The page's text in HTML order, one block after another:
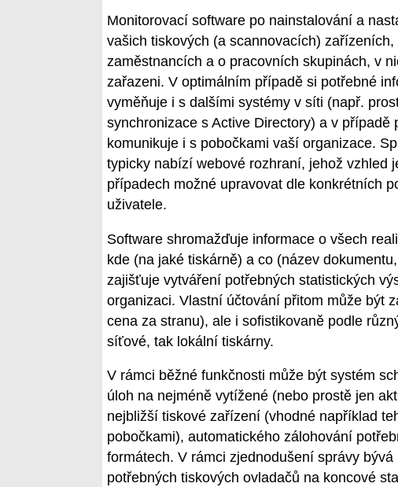
Monitorovací software po nainstalování a
vašich tiskových (a scannovacích) zařízeních,
zaměstnancích a o pracovních skupinách, v
zařazeni. V optimálním případě si potřebné
vyměňuje i s dalšími systémy v síti (např.
synchronizace s Active Directory) a v případě
komunikuje i s pobočkami vaší organizace.
typicky nabízí webové rozhraní, jehož vzhled
případech možné upravovat dle konkrétních
uživatele.
Software shromažďuje informace o všech
kde (na jaké tiskárně) a co (název
zajišťuje vytváření potřebných statistických
organizaci. Vlastní účtování přitom může být
cena za stranu), ale i sofistikovaně podle
síťové, tak lokální tiskárny.
V rámci běžné funkčnosti může být systém
úloh na nejméně vytížené (nebo prostě jen
nejbližší tiskové zařízení (vhodné například
pobočkami), automatického zálohování
formátech. V rámci zjednodušení správy
potřebných tiskových ovladačů na koncové